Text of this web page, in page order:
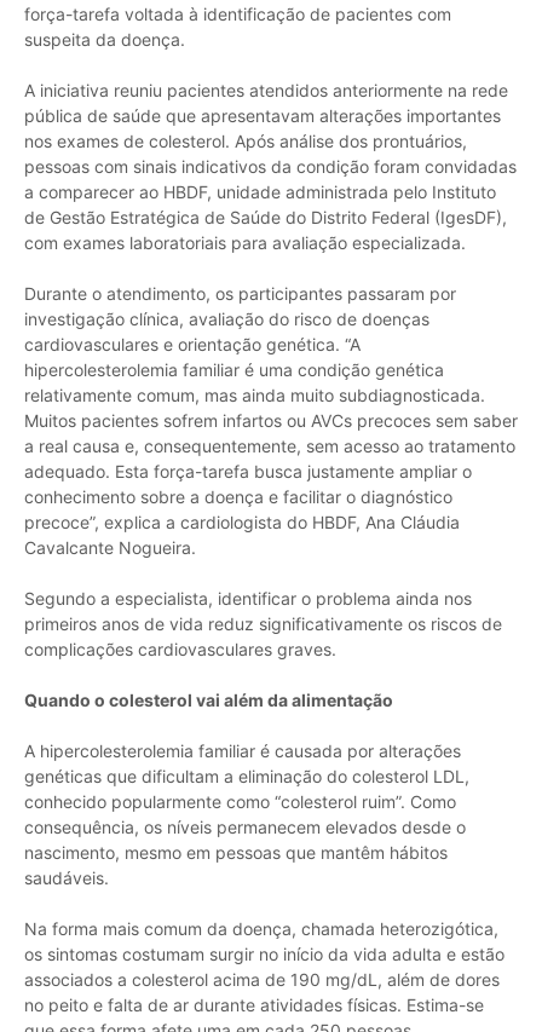
força-tarefa voltada à identificação de pacientes com
suspeita da doença.
A iniciativa reuniu pacientes atendidos anteriormente na rede
pública de saúde que apresentavam alterações importantes
nos exames de colesterol. Após análise dos prontuários,
pessoas com sinais indicativos da condição foram convidadas
a comparecer ao HBDF, unidade administrada pelo Instituto
de Gestão Estratégica de Saúde do Distrito Federal (IgesDF),
com exames laboratoriais para avaliação especializada.
Durante o atendimento, os participantes passaram por
investigação clínica, avaliação do risco de doenças
cardiovasculares e orientação genética. “A
hipercolesterolemia familiar é uma condição genética
relativamente comum, mas ainda muito subdiagnosticada.
Muitos pacientes sofrem infartos ou AVCs precoces sem saber
a real causa e, consequentemente, sem acesso ao tratamento
adequado. Esta força-tarefa busca justamente ampliar o
conhecimento sobre a doença e facilitar o diagnóstico
precoce”, explica a cardiologista do HBDF, Ana Cláudia
Cavalcante Nogueira.
Segundo a especialista, identificar o problema ainda nos
primeiros anos de vida reduz significativamente os riscos de
complicações cardiovasculares graves.
Quando o colesterol vai além da alimentação
A hipercolesterolemia familiar é causada por alterações
genéticas que dificultam a eliminação do colesterol LDL,
conhecido popularmente como “colesterol ruim”. Como
consequência, os níveis permanecem elevados desde o
nascimento, mesmo em pessoas que mantêm hábitos
saudáveis.
Na forma mais comum da doença, chamada heterozigótica,
os sintomas costumam surgir no início da vida adulta e estão
associados a colesterol acima de 190 mg/dL, além de dores
no peito e falta de ar durante atividades físicas. Estima-se